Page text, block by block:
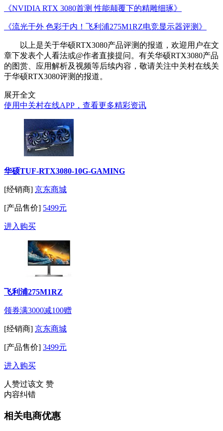
《NVIDIA RTX 3080首测 性能颠覆下的精雕细琢》
《流光于外 色彩于内！飞利浦275M1RZ电竞显示器评测》
以上是关于华硕RTX3080产品评测的报道，欢迎用户在文
章下发表个人看法或@作者直接提问。有关华硕RTX3080产品
的图赏、应用解析及视频等后续内容，敬请关注中关村在线关
于华硕RTX3080评测的报道。
展开全文
使用中关村在线APP，查看更多精彩资讯
华硕TUF-RTX3080-10G-GAMING
[经销商] 京东商城
[产品售价] 5499元
进入购买
飞利浦275M1RZ
领券满3000减100赠
[经销商] 京东商城
[产品售价] 3499元
进入购买
人赞过该文 赞
内容纠错
相关电商优惠